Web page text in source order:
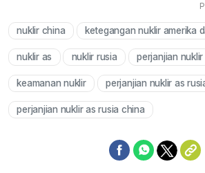
nuklir china ketegangan nuklir amerika
nuklir as nuklir rusia perjanjian nuklir
keamanan nuklir perjanjian nuklir as
perjanjian nuklir as rusia china